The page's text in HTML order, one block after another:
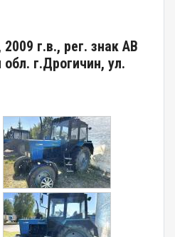
г.в., рег. знак АВ
г.Дрогичин, ул.